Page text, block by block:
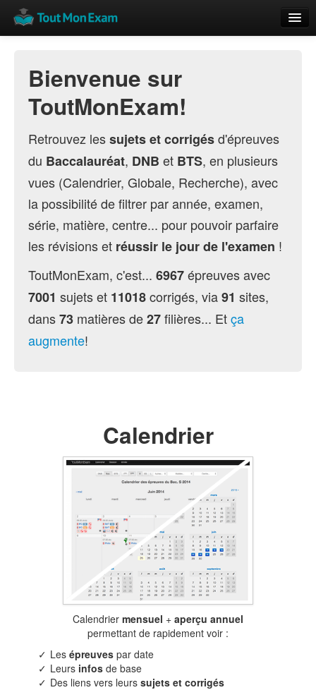
Vue globale
Nouveautés
Rajouter
Résultats
ECE du Bac
Bienvenue sur
ToutMonExam!
Retrouvez lessujets et corrigésd'épreuves
du Baccalauréat, DNB et BTS, en plusieurs
vues (Calendrier, Globale, Recherche), avec
la possibilité de filtrer par année, examen,
série, matière, centre... pour pouvoir parfaire
les révisions et réussir le jour de l'examen !
ToutMonExam, c'est... 6967épreuves avec
7001 sujets et 11018corrigés, via91 sites,
dans73 matières de27filières... Etça
augmente!
Calendrier
Calendrier mensuel + aperçu annuel
permettant de rapidement voir :
Lesépreuves par date
Leurs infos de base
Des liens vers leurssujets et corrigés